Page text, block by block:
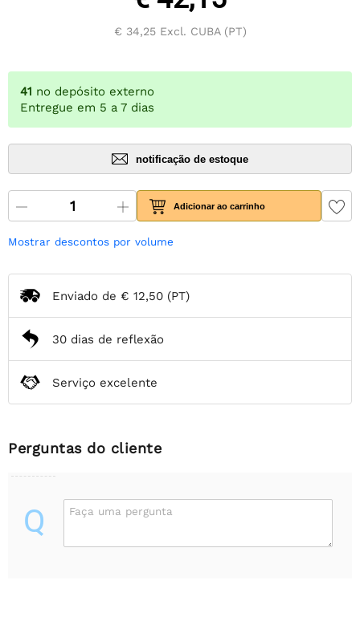
€ 34,25Excl. CUBA (PT)
41 no depósito externo
Entregue em 5 a 7 dias
notificação de estoque
Adicionar ao carrinho
Mostrar descontos por volume
Enviado de € 12,50 (PT)
30 dias de reflexão
Serviço excelente
Perguntas do cliente
Q Faça uma pergunta